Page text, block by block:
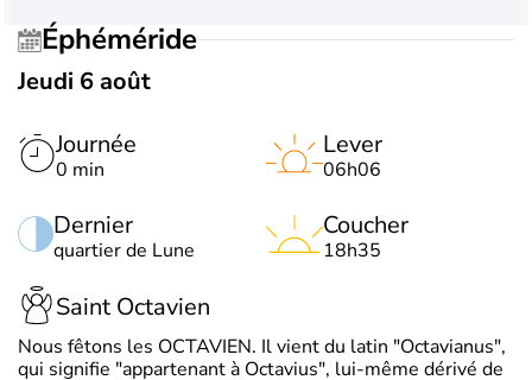
Éphéméride
Jeudi 6 août
Journée
0 min
Dernier
quartier de Lune
Lever
06h06
Coucher
18h35
Saint Octavien
Nous fêtons les OCTAVIEN. Il vient du latin "Octavianus",
qui signifie "appartenant à Octavius", lui-même dérivé de